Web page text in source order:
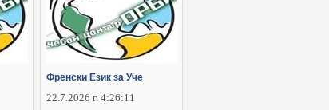
Френски Език за Уче
22.7.2026 г. 4:26:11